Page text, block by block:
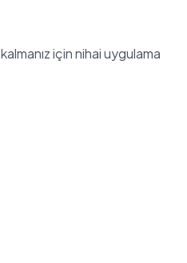
için nihai uygulama